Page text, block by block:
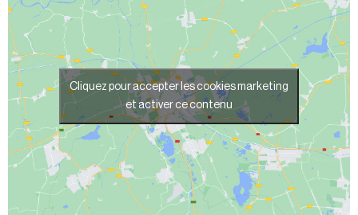
Cliquez pour accepter les cookies marketing
et activer ce contenu